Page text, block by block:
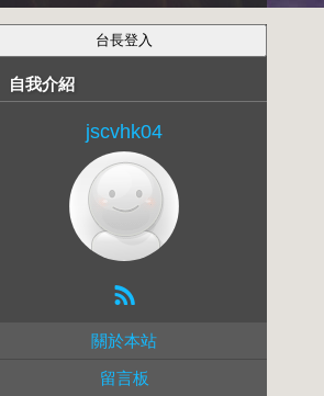
自我介紹
jscvhk04
關於本站
留言板